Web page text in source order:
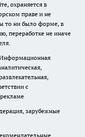
охраняется в
праве и не
то ни было форме, в
переработке не иначе
с
зарубежные